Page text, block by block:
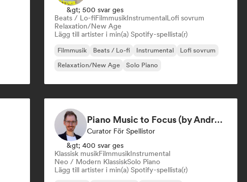
&gt; 500 svar ges
Beats / Lo-fiFilmmusikInstrumentalLofi sovrum
Relaxation/New Age
Lägg till artister i min(a) Spotify-spellista(r)
Filmmusik Beats / Lo-fi Instrumental
Lofi sovrum
Relaxation/New Age
Solo Piano
Piano Music to Focus (by Andreas Wolff)
Curator För Spellistor
&gt; 400 svar ges
Klassisk musikFilmmusikInstrumental
Neo / Modern KlassiskSolo Piano
Lägg till artister i min(a) Spotify-spellista(r)